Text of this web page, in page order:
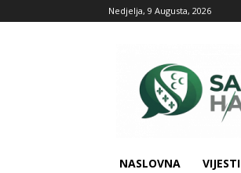
Nedjelja, 9 Augusta, 2026
NASLOVNA VIJESTI